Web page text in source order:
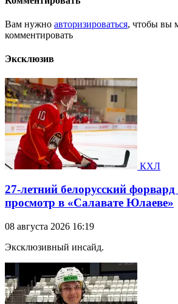
Вам нужно авторизироваться, чтобы вы
комментировать
Эксклюзив
КХЛ
27-летний белорусский форвард
просмотр в «Салавате Юлаеве»
08 августа 2026 16:19
Эксклюзивный инсайд.